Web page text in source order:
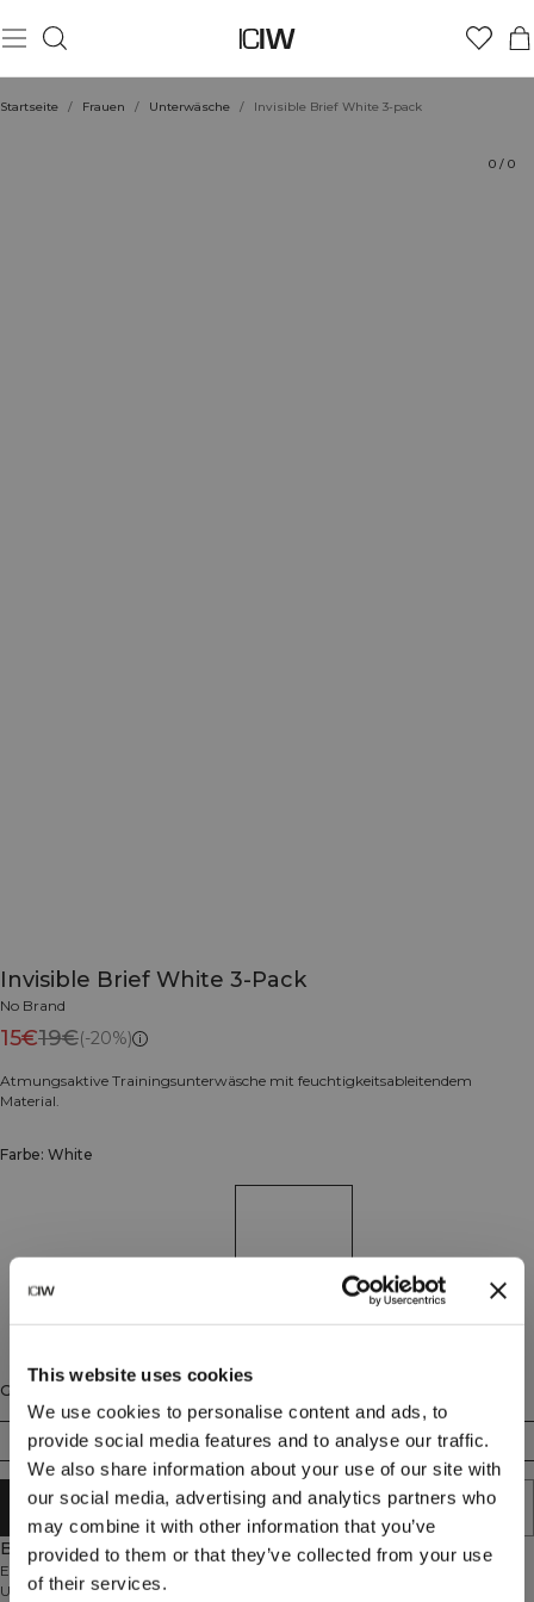
This website uses cookies
We use cookies to personalise content and ads, to
provide social media features and to analyse our traffic.
We also share information about your use of our site with
our social media, advertising and analytics partners who
may combine it with other information that you’ve
provided to them or that they’ve collected from your use
of their services.
Startseite / Frauen / Unterwäsche / Invisible Brief White 3-pack
0 / 0
Invisible Brief White 3-Pack
No Brand
15€19€(-20%)
Atmungsaktive Trainingsunterwäsche mit feuchtigkeitsableitendem
Material.
Farbe: White
Größe
XS S M L XL XXL
IN DEN WARENKORB LEGEN
Beschreibung
Entwickelt als Grundlage für dein Workout, verfügen diese
Unterwäschestücke über ein dünnes, atmungsaktives Material, das bequem